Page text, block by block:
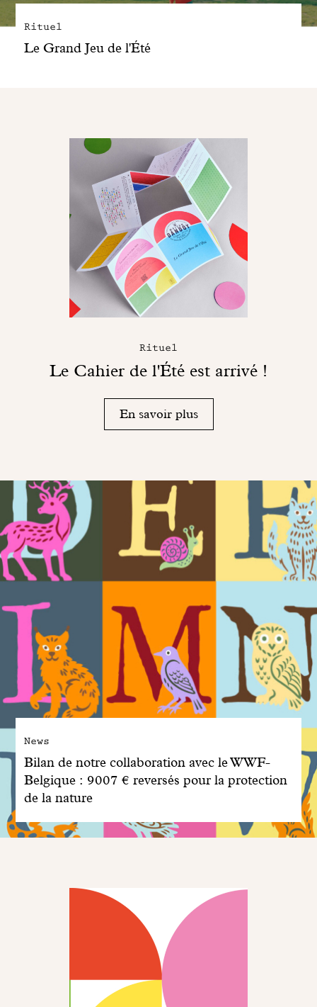
Rituel
Le Grand Jeu de l'Été
Rituel
Le Cahier de l'Été est arrivé !
En savoir plus
News
Bilan de notre collaboration avec le WWF-
Belgique : 9007 € reversés pour la protection
de la nature